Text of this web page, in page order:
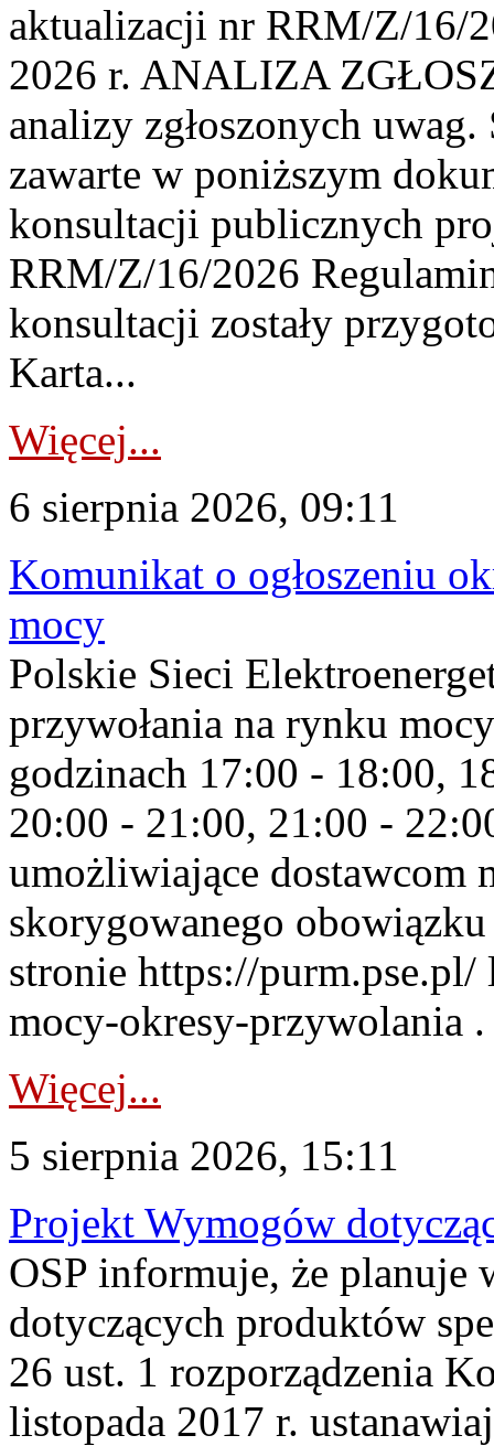
aktualizacji nr RRM/Z/16/
2026 r. ANALIZA
analizy zgłoszonych
zawarte w poniższym
konsultacji publicznych
RRM/Z/16/2026
konsultacji zostały
Karta...
Więcej...
6 sierpnia 2026, 09:11
Komunikat o ogłoszeniu
mocy
Polskie Sieci
przywołania na rynku
godzinach 17:00 - 18:00,
20:00 - 21:00, 21:00 -
umożliwiające dostawcom
skorygowanego
stronie https://
mocy-okresy-przywolania
Więcej...
5 sierpnia 2026, 15:11
Projekt Wymogów
OSP informuje, że planuje
dotyczących produktów
26 ust. 1 rozporządzenia
listopada 2017 r.